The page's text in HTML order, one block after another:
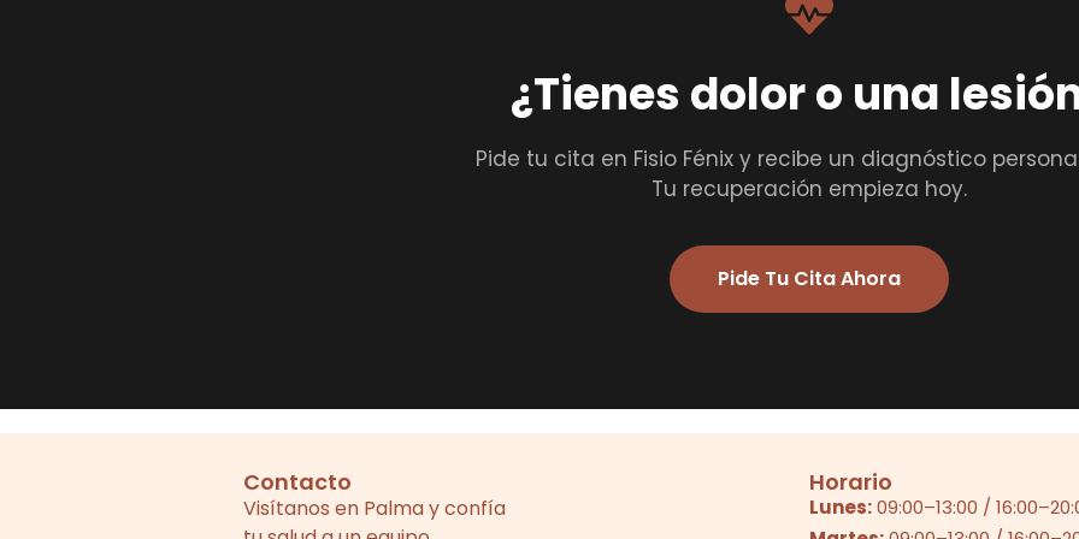
¿Tienes dolor o una
Pide tu cita en Fisio Fénix y recibe un diagnóstico
Tu recuperación empieza hoy.
Pide Tu Cita Ahora
Contacto
Visítanos en Palma y confía
Horario
Lunes:09:00–13:00 / 16:00–